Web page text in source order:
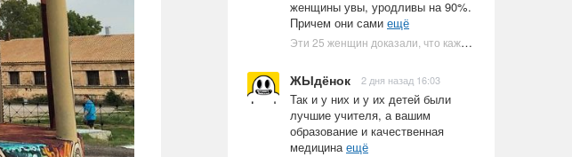
женщины увы, уродливы на 90%.
Причем они сами ещё
Эти 25 женщин доказали, что каждое тело имеет право быть в бикини
ЖЫдёнок 2 дня назад 16:03
Так и у них и у их детей были
лучшие учителя, а вашим
образование и качественная
медицинаещё